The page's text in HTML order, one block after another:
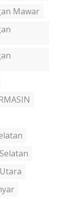
Mawar